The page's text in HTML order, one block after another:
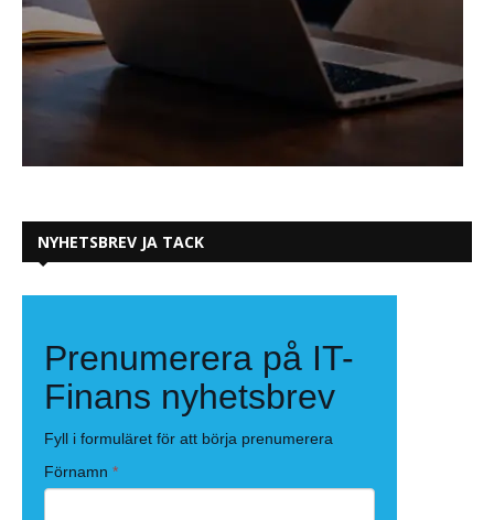
NYHETSBREV JA TACK